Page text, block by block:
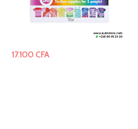
17.100 CFA